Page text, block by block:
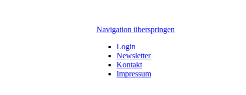
Navigation überspringen
Login
Newsletter
Kontakt
Impressum